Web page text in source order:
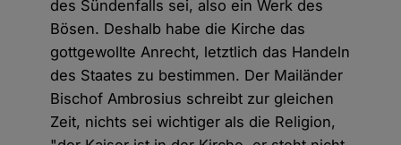
des Sündenfalls sei, also ein Werk des
Bösen. Deshalb habe die Kirche das
gottgewollte Anrecht, letztlich das Handeln
des Staates zu bestimmen. Der Mailänder
Bischof Ambrosius schreibt zur gleichen
Zeit, nichts sei wichtiger als die Religion,